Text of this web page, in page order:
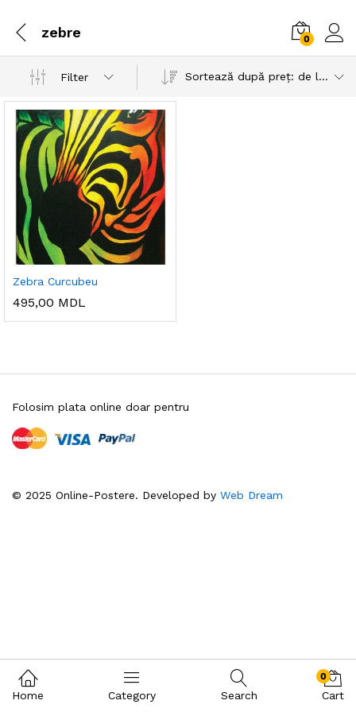
zebre 0
Filter Sortează după preț: de la mic la mare
Zebra Curcubeu
495,00 MDL
© 2025 Online-Postere. Developed by Web Dream
Folosim plata online doar pentru
Home Category Search
0
Cart